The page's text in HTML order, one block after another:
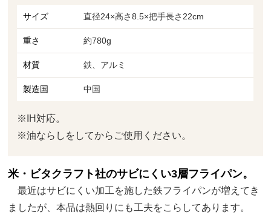
サイズ 直径24×高さ8.5×把手長さ22cm
重さ 約780g
材質 鉄、アルミ
製造国 中国
※IH対応。
※油ならしをしてからご使用ください。
米・ビタクラフト社のサビにくい3層フライパン。
最近はサビにくい加工を施した鉄フライパンが増えてき
ましたが、本品は熱回りにも工夫をこらしてあります。